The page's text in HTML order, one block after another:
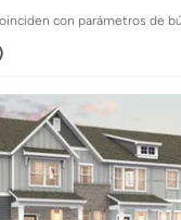
con parámetros de